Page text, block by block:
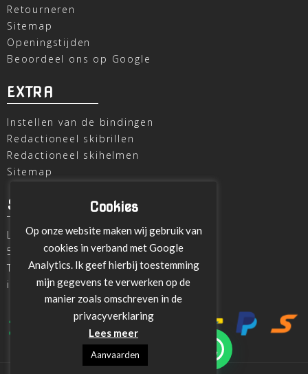
Retourneren
Sitemap
Openingstijden
Beoordeel ons op Google
EXTRA
Instellen van de bindingen
Redactioneel skibrillen
Redactioneel skihelmen
Sitemap
SKI OUTLET
Laagheidehof 8
5804 XC Venray
T
+31 478 515696
info@ski-outlet-venray.nl
Cookies
Op onze website maken wij gebruik van
cookies in verband met Google
Analytics. Ik geef hierbij toestemming
mijn gegevens te verwerken op de
manier zoals omschreven in de
privacyverklaring
Lees meer
Aanvaarden